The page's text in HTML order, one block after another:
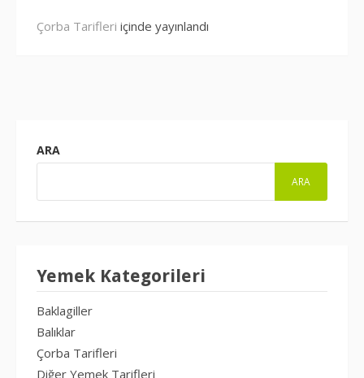
Çorba Tarifleri içinde yayınlandı
ARA
ARA
Yemek Kategorileri
Baklagiller
Balıklar
Çorba Tarifleri
Diğer Yemek Tarifleri